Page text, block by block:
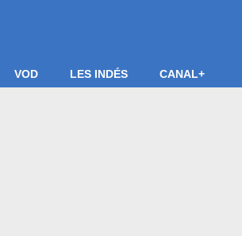
VOD LES INDÉS CANAL+